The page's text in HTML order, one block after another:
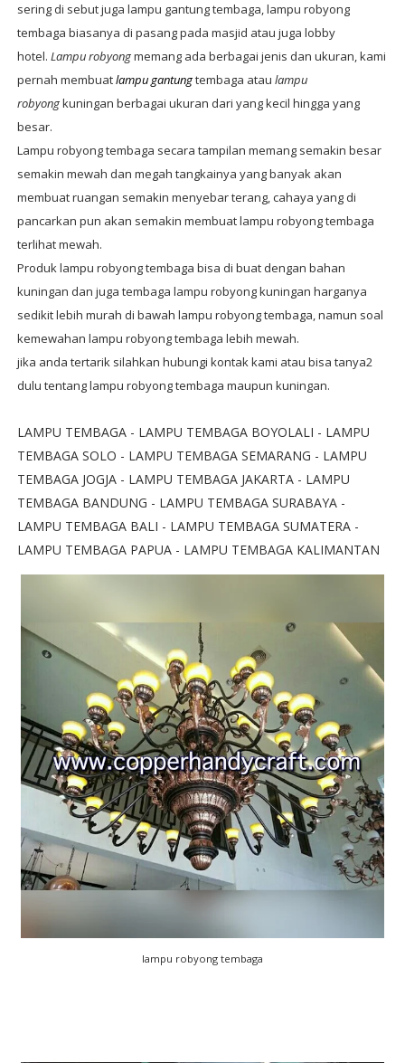
sering di sebut juga lampu gantung tembaga, lampu robyong
tembaga biasanya di pasang pada masjid atau juga lobby
hotel. Lampu robyongmemang ada berbagai jenis dan ukuran, kami
pernah membuatlampu gantungtembaga atau lampu
robyongkuningan berbagai ukuran dari yang kecil hingga yang
besar.
Lampu robyong tembaga secara tampilan memang semakin besar
semakin mewah dan megah tangkainya yang banyak akan
membuat ruangan semakin menyebar terang, cahaya yang di
pancarkan pun akan semakin membuat lampu robyong tembaga
terlihat mewah.
Produk lampu robyong tembaga bisa di buat dengan bahan
kuningan dan juga tembaga lampu robyong kuningan harganya
sedikit lebih murah di bawah lampu robyong tembaga, namun soal
kemewahan lampu robyong tembaga lebih mewah.
jika anda tertarik silahkan hubungi kontak kami atau bisa tanya2
dulu tentang lampu robyong tembaga maupun kuningan.
LAMPU TEMBAGA - LAMPU TEMBAGA BOYOLALI - LAMPU
TEMBAGA SOLO - LAMPU TEMBAGA SEMARANG - LAMPU
TEMBAGA JOGJA - LAMPU TEMBAGA JAKARTA - LAMPU
TEMBAGA BANDUNG - LAMPU TEMBAGA SURABAYA -
LAMPU TEMBAGA BALI - LAMPU TEMBAGA SUMATERA -
LAMPU TEMBAGA PAPUA - LAMPU TEMBAGA KALIMANTAN
lampu robyong tembaga